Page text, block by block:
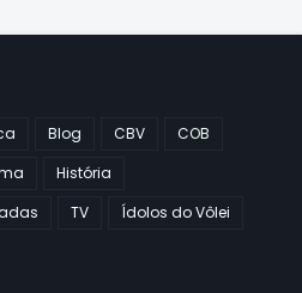
Blog CBV
COB
História
TV Ídolos do Vôlei